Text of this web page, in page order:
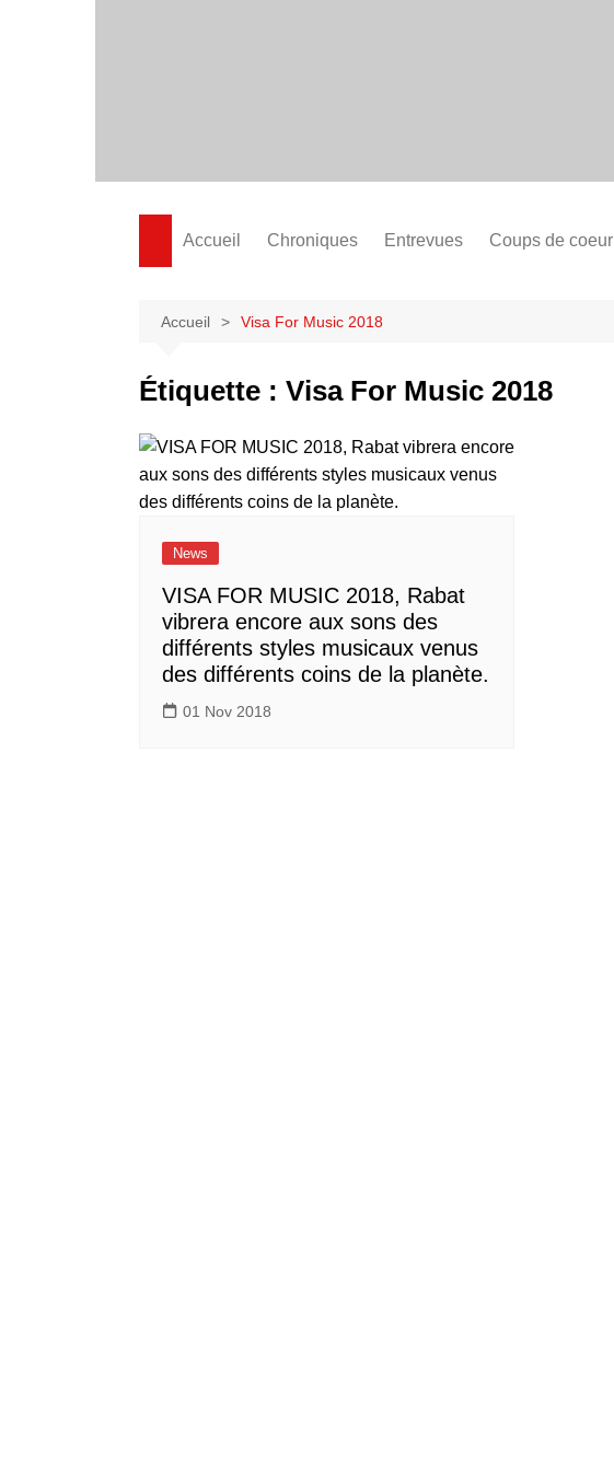
Accueil Chroniques Entrevues Coups de coeur
Accueil Visa For Music 2018
Étiquette : Visa For Music 2018
News
VISA FOR MUSIC 2018, Rabat
vibrera encore aux sons des
différents styles musicaux venus
des différents coins de la planète.
01 Nov 2018